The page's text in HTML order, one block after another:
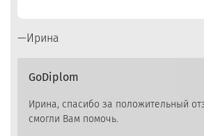
Ирина
GoDiplom
Ирина, спасибо за положительный
смогли Вам помочь.